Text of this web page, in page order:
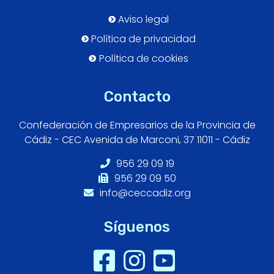
Aviso legal
Política de privacidad
Política de cookies
Contacto
Confederación de Empresarios de la Provincia de
Cádiz - CEC Avenida de Marconi, 37 11011 - Cádiz
956 29 09 19
956 29 09 50
info@ceccadiz.org
Síguenos